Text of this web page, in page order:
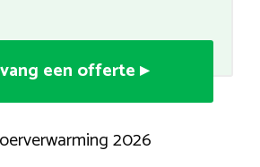
een offerte ▸
2026